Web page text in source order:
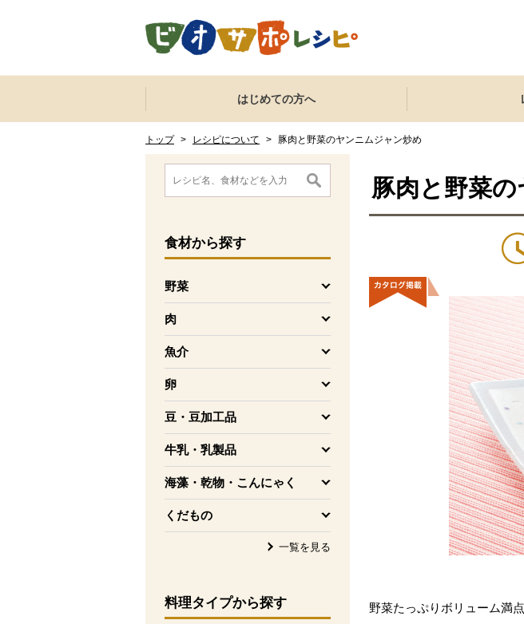
ここからサイト内共通メニューです。
サイト内共通メニューをスキップする
はじめての方へ
トップ > レシピについて > 豚肉と野菜のヤンニムジャン炒め
ここから消費材検索メニューです。
食材から探す
野菜
を開く
肉
を開く
魚介
を開く
卵
を開く
豆・豆加工品
を開く
牛乳・乳製品
を開く
海藻・乾物・こんにゃく
を開く
くだもの
を開く
一覧を見る
料理タイプから探す
消費材検索メニューここまで。
ここから本文です。
豚肉と野菜
野菜たっぷりボリューム満点